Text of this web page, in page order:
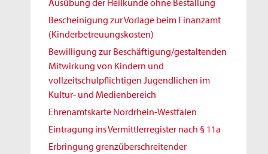
Ausübung der Heilkunde ohne Bestallung
Bescheinigung zur Vorlage beim Finanzamt
(Kinderbetreuungskosten)
Bewilligung zur Beschäftigung/gestaltenden
Mitwirkung von Kindern und
vollzeitschulpflichtigen Jugendlichen im
Kultur- und Medienbereich
Ehrenamtskarte Nordrhein-Westfalen
Eintragung ins Vermittlerregister nach § 11a
Erbringung grenzüberschreitender